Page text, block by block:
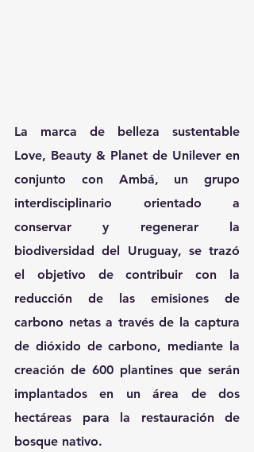
La marca de belleza sustentable
Love, Beauty & Planet de Unilever en
conjunto con Ambá, un grupo
interdisciplinario orientado a
conservar y regenerar la
biodiversidad del Uruguay, se trazó
el objetivo de contribuir con la
reducción de las emisiones de
carbono netas a través de la captura
de dióxido de carbono, mediante la
creación de 600 plantines que serán
implantados en un área de dos
hectáreas para la restauración de
bosque nativo.